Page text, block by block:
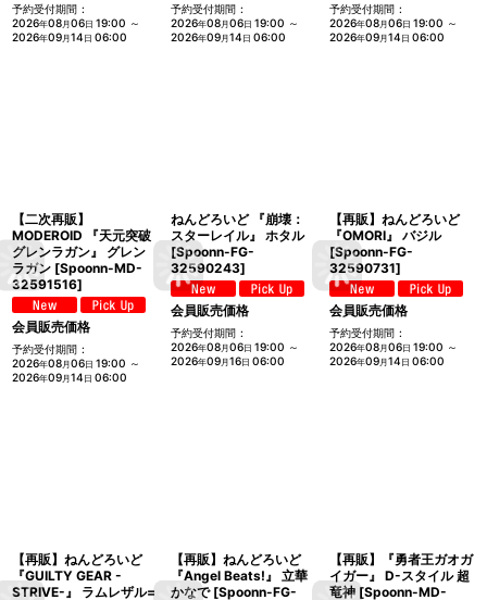
予約受付期間 :
2026年08 月06日 19:00 ～
2026年09 月14 日 06:00
予約受付期間 :
2026年08月06日 19:00 ～
2026年09月14 日 06:00
予約受付期間 :
2026年08月06日 19:00 ～
2026年09月14 日 06:00
【二次再販】
MODEROID 『天元突破
グレンラガン』 グレン
ラガン [Spoonn-MD-
32591516]
会員販売価格
予約受付期間 :
2026年08 月06日 19:00 ～
2026年09 月14 日 06:00
ねんどろいど 『崩壊：
スターレイル』 ホタル
[Spoonn-FG-
32590243]
会員販売価格
予約受付期間 :
2026年08月06日 19:00 ～
2026年09月16日 06:00
【再販】ねんどろいど
『OMORI』 バジル
[Spoonn-FG-
32590731]
会員販売価格
予約受付期間 :
2026年08月06日 19:00 ～
2026年09月14 日 06:00
【再販】ねんどろいど
『GUILTY GEAR -
STRIVE-』 ラムレザル=
【再販】ねんどろいど
『Angel Beats!』 立華
かなで [Spoonn-FG-
【再販】『勇者王ガオガ
イガー』 D-スタイル 超
竜神 [Spoonn-MD-